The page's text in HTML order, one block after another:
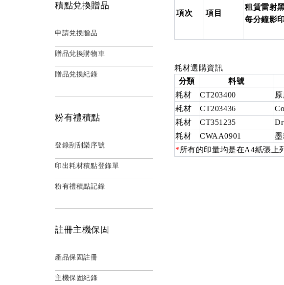
項次 項目
租賃雷射
每分鐘影
耗材選購資訊
分類
料號
耗材
CT203400
耗材
CT203436
耗材
CT351235
耗材
CWAA0901
* 所有的印量均是在A4紙張上
積點兌換贈品
申請兌換贈品
贈品兌換購物車
贈品兌換紀錄
粉有禮積點
登錄刮刮樂序號
印出耗材積點登錄單
粉有禮積點記錄
註冊主機保固
產品保固註冊
主機保固紀錄